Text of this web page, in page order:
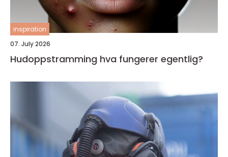
inspiration
07. July 2026
Hudoppstramming hva fungerer egentlig?